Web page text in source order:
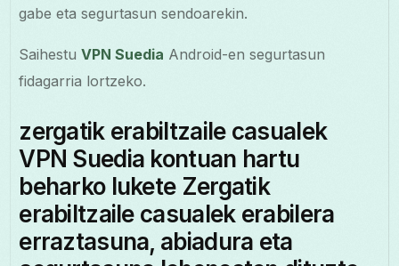
gabe eta segurtasun sendoarekin.
SaihestuVPN Suedia Android-en segurtasun
fidagarria lortzeko.
zergatik erabiltzaile casualek
VPN Suedia kontuan hartu
beharko lukete Zergatik
erabiltzaile casualek erabilera
erraztasuna, abiadura eta